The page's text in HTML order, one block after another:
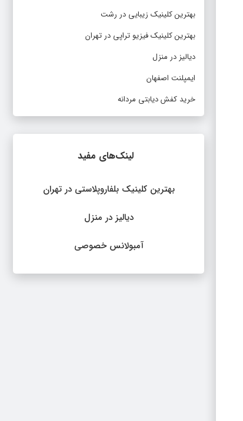
بهترین کلینیک زیبایی در رشت
بهترین کلینیک فیزیو تراپی در تهران
دیالیز در منزل
ایمپلنت اصفهان
خرید کفش دیابتی مردانه
لینک‌های مفید
بهترین کلینیک بلفاروپلاستی در تهران
دیالیز در منزل
آمبولانس خصوصی